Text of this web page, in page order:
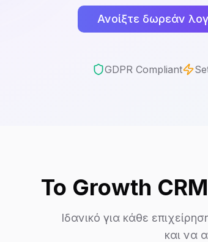
Ανοίξτε δωρεάν
GDPR Compliant
Το Growth
Ιδανικό για κάθε
και να